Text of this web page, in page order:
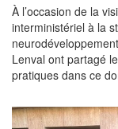
À l’occasion de la
interministériel à la
Lenval ont partagé
pratiques dans ce